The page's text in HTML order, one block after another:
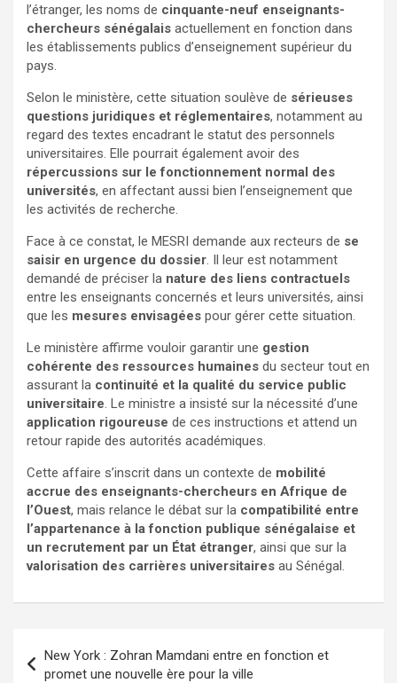
l’étranger, les noms de cinquante-neuf enseignants-
chercheurs sénégalais actuellement en fonction dans
les établissements publics d’enseignement supérieur du
pays.
Selon le ministère, cette situation soulève de sérieuses
questions juridiques et réglementaires, notamment au
regard des textes encadrant le statut des personnels
universitaires. Elle pourrait également avoir des
répercussions sur le fonctionnement normal des
universités, en affectant aussi bien l’enseignement que
les activités de recherche.
Face à ce constat, le MESRI demande aux recteurs de se
saisir en urgence du dossier. Il leur est notamment
demandé de préciser la nature des liens contractuels
entre les enseignants concernés et leurs universités, ainsi
que les mesures envisagées pour gérer cette situation.
Le ministère affirme vouloir garantir une gestion
cohérente des ressources humaines du secteur tout en
assurant la continuité et la qualité du service public
universitaire. Le ministre a insisté sur la nécessité d’une
application rigoureuse de ces instructions et attend un
retour rapide des autorités académiques.
Cette affaire s’inscrit dans un contexte de mobilité
accrue des enseignants-chercheurs en Afrique de
l’Ouest, mais relance le débat sur la compatibilité entre
l’appartenance à la fonction publique sénégalaise et
un recrutement par un État étranger, ainsi que sur la
valorisation des carrières universitaires au Sénégal.
New York : Zohran Mamdani entre en fonction et
promet une nouvelle ère pour la ville